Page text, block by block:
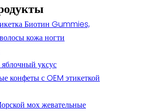
Биотин Gummies,
кожа ногти
уксус
конфеты с OEM этикеткой
мох жевательные